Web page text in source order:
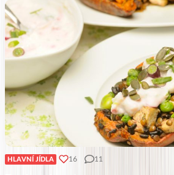
HLAVNÍ JÍDLA 16 11